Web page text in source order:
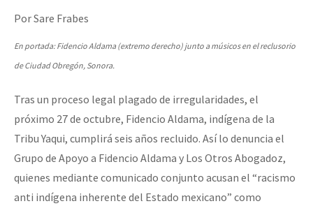
Por Sare Frabes
En portada: Fidencio Aldama (extremo derecho) junto a músicos en el reclusorio
de Ciudad Obregón, Sonora.
Tras un proceso legal plagado de irregularidades, el
próximo 27 de octubre, Fidencio Aldama, indígena de la
Tribu Yaqui, cumplirá seis años recluido. Así lo denuncia el
Grupo de Apoyo a Fidencio Aldama y Los Otros Abogadoz,
quienes mediante comunicado conjunto acusan el “racismo
anti indígena inherente del Estado mexicano” como